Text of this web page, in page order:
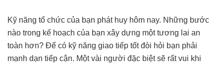
Kỹ năng tổ chức của bạn phát huy hôm nay. Những bước
nào trong kế hoạch của bạn xây dựng một tương lai an
toàn hơn? Để có kỹ năng giao tiếp tốt đòi hỏi bạn phải
mạnh dạn tiếp cận. Một vài người đặc biệt sẽ rất vui khi